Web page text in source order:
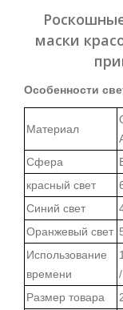
маски
Особенности
Материал
Сфера
красный свет
Синий свет
Оранжевый свет
Использование
времени
Размер товара